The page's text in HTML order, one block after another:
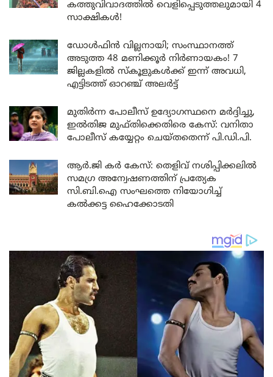
കത്തുവിവാദത്തിൽ വെളിപ്പെടുത്തലുമായി 4
സാക്ഷികൾ!
ഡോൾഫിൻ വില്ലനായി; സംസ്ഥാനത്ത്
അടുത്ത 48 മണിക്കൂർ നിർണായകം! 7
ജില്ലകളിൽ സ്കൂളുകൾക്ക് ഇന്ന് അവധി,
എട്ടിടത്ത് ഓറഞ്ച് അലർട്ട്
മുതിർന്ന പോലീസ് ഉദ്യോഗസ്ഥനെ മർദ്ദിച്ചു,
ഇൽതിജ മുഫ്തിക്കെതിരെ കേസ്: വനിതാ
പോലീസ് കയ്യേറ്റം ചെയ്തതെന്ന് പി.ഡി.പി.
ആർ.ജി കർ കേസ്: തെളിവ് നശിപ്പിക്കലിൽ
സമഗ്ര അന്വേഷണത്തിന് പ്രത്യേക
സി.ബി.ഐ സംഘത്തെ നിയോഗിച്ച്
കൽക്കട്ട ഹൈക്കോടതി